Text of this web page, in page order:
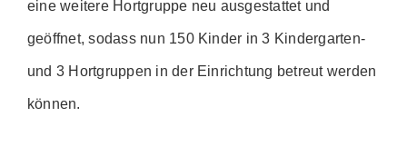
GALERIE
MITGLIED WERDEN
eine weitere Hortgruppe neu ausgestattet und
geöffnet, sodass nun 150 Kinder in 3 Kindergarten-
und 3 Hortgruppen in der Einrichtung betreut werden
können.